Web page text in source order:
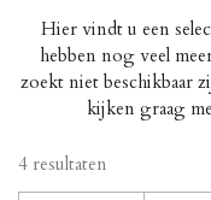
Hier vindt u een
hebben nog veel
zoekt niet beschikbaar
kijken graag
4 resultaten